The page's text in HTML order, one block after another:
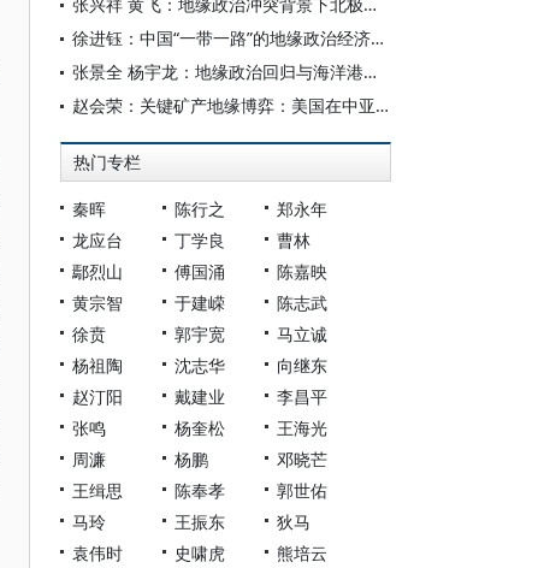
徐进钰：中国“一带一路”的地缘政治经济：包容的天下或者例外的空间？
张景全 杨宇龙：地缘政治回归与海洋港口的战略资产逻辑
赵会荣：关键矿产地缘博弈：美国在中亚的战略布局、制约因素与影响分析
热门专栏
秦晖 陈行之
郑永年
龙应台
丁学良
曹林
鄢烈山
傅国涌
陈嘉映
黄宗智
于建嵘
陈志武
徐贲
郭宇宽
马立诚
杨祖陶
沈志华
向继东
赵汀阳
戴建业
李昌平
张鸣
杨奎松
王海光
周濂
杨鹏
邓晓芒
王缉思
陈奉孝
郭世佑
马玲
王振东
狄马
袁伟时
史啸虎
熊培云